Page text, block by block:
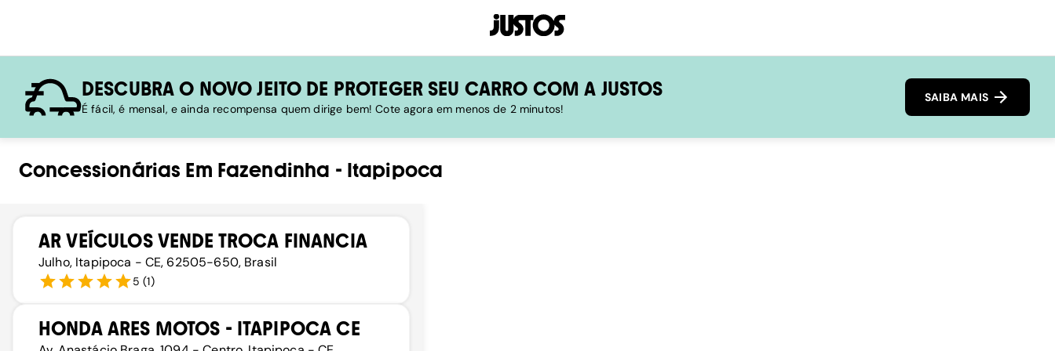
DESCUBRA O NOVO JEITO DE PROTEGER SEU CARRO COM A JUSTOS
É fácil, é mensal, e ainda recompensa quem dirige bem! Cote agora em menos de 2 minutos!
SAIBA MAIS
Concessionárias Em Fazendinha - Itapipoca
AR VEÍCULOS VENDE TROCA FINANCIA
Julho, Itapipoca - CE, 62505-650, Brasil
5 (1)
HONDA ARES MOTOS - ITAPIPOCA CE